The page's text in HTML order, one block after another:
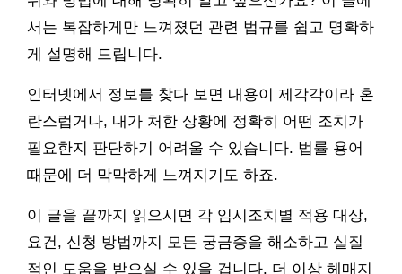
서는 복잡하게만 느껴졌던 관련 법규를 쉽고 명확하
게 설명해 드립니다.
인터넷에서 정보를 찾다 보면 내용이 제각각이라 혼
란스럽거나, 내가 처한 상황에 정확히 어떤 조치가
필요한지 판단하기 어려울 수 있습니다. 법률 용어
때문에 더 막막하게 느껴지기도 하죠.
이 글을 끝까지 읽으시면 각 임시조치별 적용 대상,
요건, 신청 방법까지 모든 궁금증을 해소하고 실질
적인 도움을 받으실 수 있을 겁니다. 더 이상 헤매지